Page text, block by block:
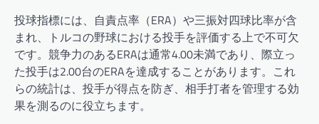
投球指標には、自責点率（ERA）や三振対四球比率が含
まれ、トルコの野球における投手を評価する上で不可欠
です。競争力のあるERAは通常4.00未満であり、際立っ
た投手は2.00台のERAを達成することがあります。これ
らの統計は、投手が得点を防ぎ、相手打者を管理する効
果を測るのに役立ちます。